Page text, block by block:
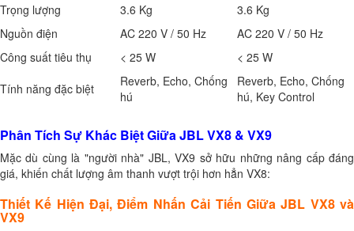
Trọng lượng 3.6 Kg
3.6 Kg
Nguồn điện
AC 220 V / 50 Hz
AC 220 V / 50 Hz
Công suất tiêu thụ
< 25 W
< 25 W
Tính năng đặc biệt
Reverb, Echo, Chống
hú
Reverb, Echo, Chống
hú, Key Control
Phân Tích Sự Khác Biệt Giữa JBL VX8 & VX9
Mặc dù cùng là "người nhà" JBL, VX9 sở hữu những nâng cấp đáng
giá, khiến chất lượng âm thanh vượt trội hơn hẳn VX8:
Thiết Kế Hiện Đại, Điểm Nhấn Cải Tiến Giữa JBL VX8 và
VX9